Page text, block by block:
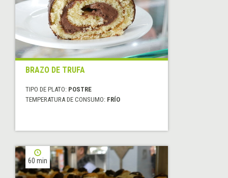
BRAZO DE TRUFA
TIPO DE PLATO: POSTRE
TEMPERATURA DE CONSUMO: FRÍO
60 min